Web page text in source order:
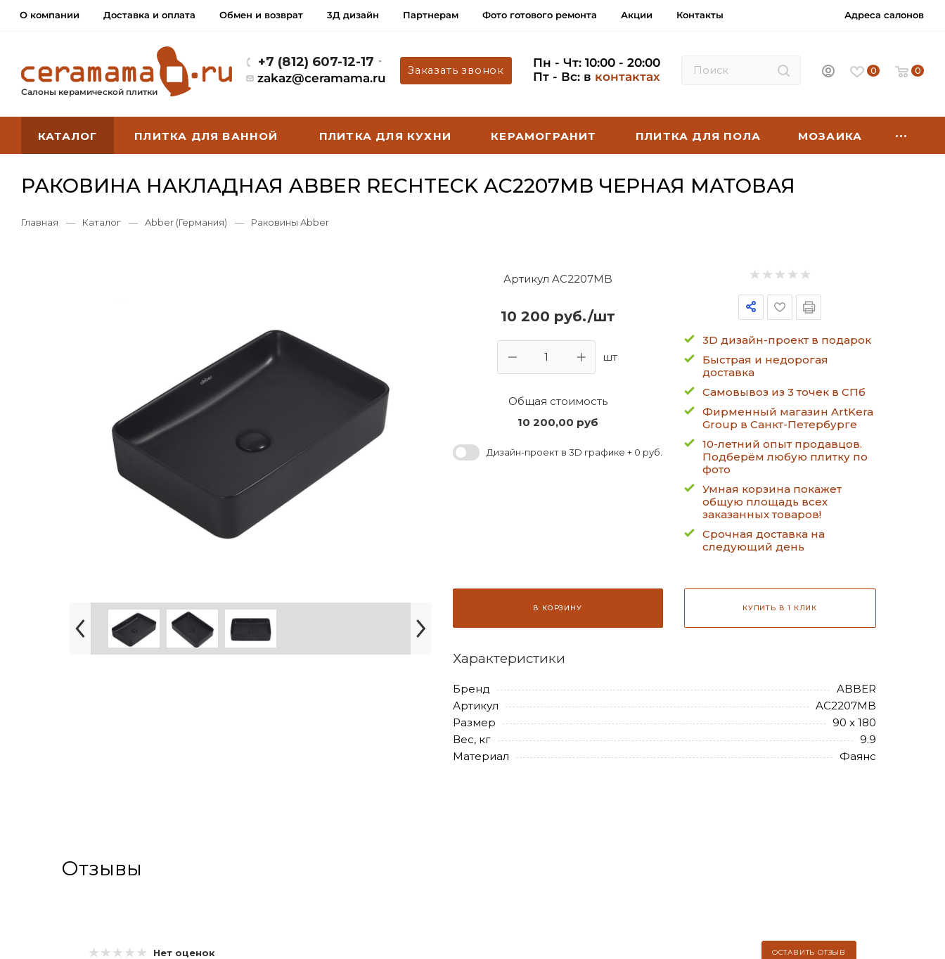
О компании Доставка и оплата Обмен и возврат 3Д дизайн Партнерам Фото готового ремонта Акции Контакты Адреса салонов
Салоны керамической плитки
+7 (812) 607-12-17
zakaz@ceramama.ru
Заказать звонок
Пн - Чт: 10:00 - 20:00
Пт - Вс: в контактах 0 0
КАТАЛОГ ПЛИТКА ДЛЯ ВАННОЙ ПЛИТКА ДЛЯ КУХНИ КЕРАМОГРАНИТ ПЛИТКА ДЛЯ ПОЛА МОЗАИКА
РАКОВИНА НАКЛАДНАЯ ABBER RECHTECK AC2207MB ЧЕРНАЯ МАТОВАЯ
Главная — Каталог — Abber (Германия) — Раковины Abber
Артикул AC2207MB
10 200 руб./шт
шт
Общая стоимость
10 200,00 руб
Дизайн-проект в 3D графике + 0 руб.
3D дизайн-проект в подарок
Быстрая и недорогая
доставка
Самовывоз из 3 точек в СПб
Фирменный магазин ArtKera
Group в Санкт-Петербурге
10-летний опыт продавцов.
Подберём любую плитку по
фото
Умная корзина покажет
общую площадь всех
заказанных товаров!
Срочная доставка на
следующий день
В КОРЗИНУ КУПИТЬ В 1 КЛИК
Характеристики
Бренд
ABBER
Артикул
AC2207MB
Размер
90 х 180
Вес, кг
9.9
Материал
Фаянс
Отзывы
Нет оценок ОСТАВИТЬ ОТЗЫВ